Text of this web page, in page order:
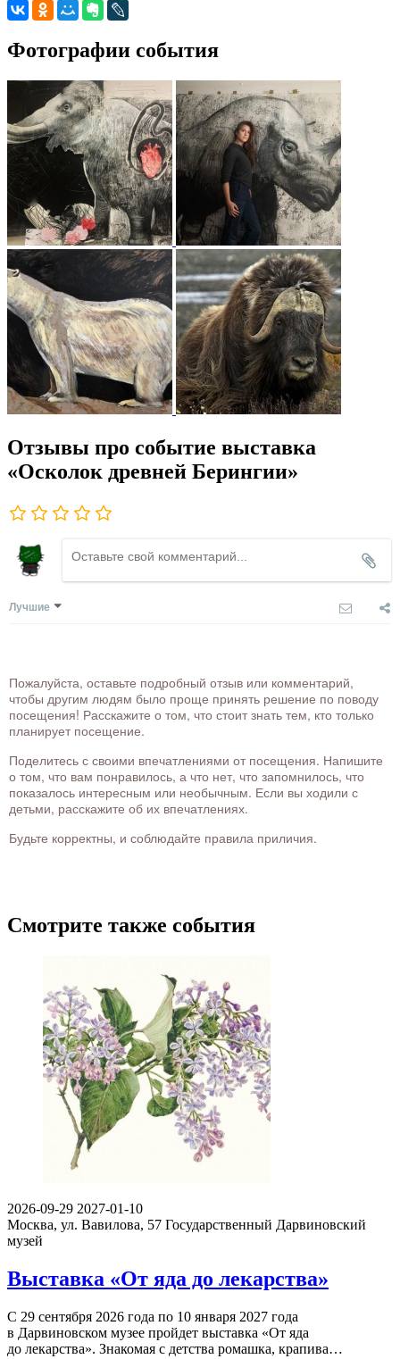
Фотографии события
Отзывы про событие выставка
«Осколок древней Берингии»
Лучшие
Пожалуйста, оставьте подробный отзыв или комментарий,
чтобы другим людям было проще принять решение по поводу
посещения! Расскажите о том, что стоит знать тем, кто только
планирует посещение.
Поделитесь с своими впечатлениями от посещения. Напишите
о том, что вам понравилось, а что нет, что запомнилось, что
показалось интересным или необычным. Если вы ходили с
детьми, расскажите об их впечатлениях.
Будьте корректны, и соблюдайте правила приличия.
Смотрите также события
2026-09-29 2027-01-10
Москва, ул. Вавилова, 57 Государственный Дарвиновский
музей
Выставка «От яда до лекарства»
С 29 сентября 2026 года по 10 января 2027 года
в Дарвиновском музее пройдет выставка «От яда
до лекарства». Знакомая с детства ромашка, крапива…